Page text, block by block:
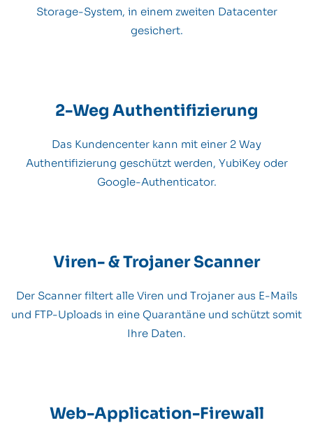
Storage-System, in einem zweiten Datacenter
gesichert.
2-Weg Authentifizierung
Das Kundencenter kann mit einer 2 Way
Authentifizierung geschützt werden, YubiKey oder
Google-Authenticator.
Viren- & Trojaner Scanner
Der Scanner filtert alle Viren und Trojaner aus E-Mails
und FTP-Uploads in eine Quarantäne und schützt somit
Ihre Daten.
Web-Application-Firewall